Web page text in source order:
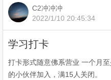
C2冲冲冲
2022/1/10 20:45:34
学习打卡
打卡形式随意佛系营业 一个月
的小伙伴加入，满15人关闭。